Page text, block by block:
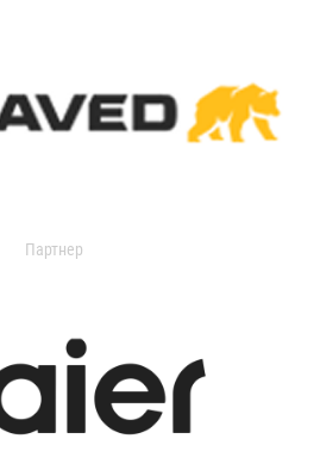
Партнер